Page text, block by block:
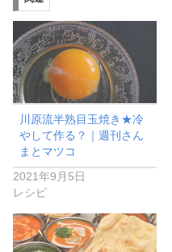
川原流半熟目玉焼き★冷
やして作る？｜週刊さん
まとマツコ
2021年9月5日
レシピ